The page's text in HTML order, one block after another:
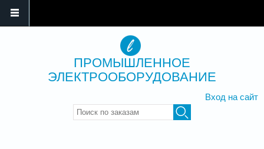
ПРОМЫШЛЕННОЕ
ЭЛЕКТРООБОРУДОВАНИЕ
Вход на сайт
Введите ключевые слова для